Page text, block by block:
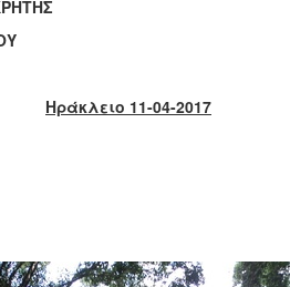
Ηράκλειο 11-04-2017